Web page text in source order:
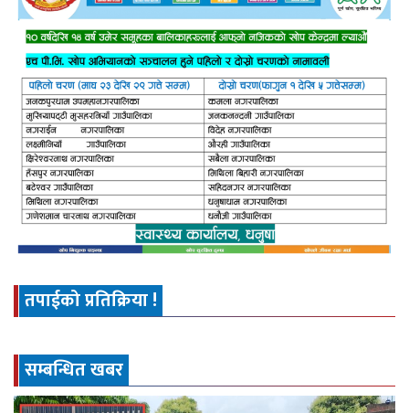
तपाईको प्रतिक्रिया !
सम्बन्धित खबर